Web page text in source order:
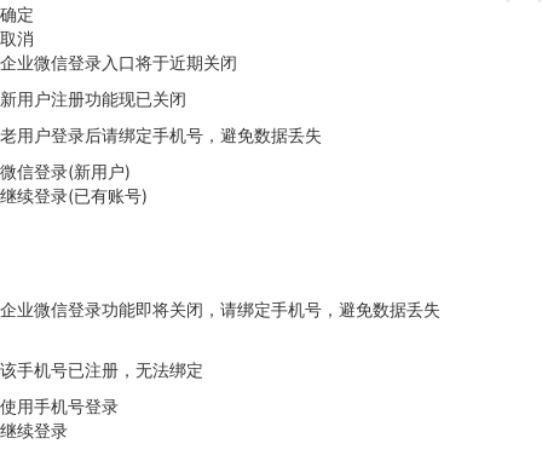
确定
取消
企业微信登录入口将于近期关闭
新用户注册功能现已关闭
老用户登录后请绑定手机号，避免数据丢失
微信登录(新用户)
继续登录(已有账号)
企业微信登录功能即将关闭，请绑定手机号，避免数据丢失
该手机号已注册，无法绑定
使用手机号登录
继续登录